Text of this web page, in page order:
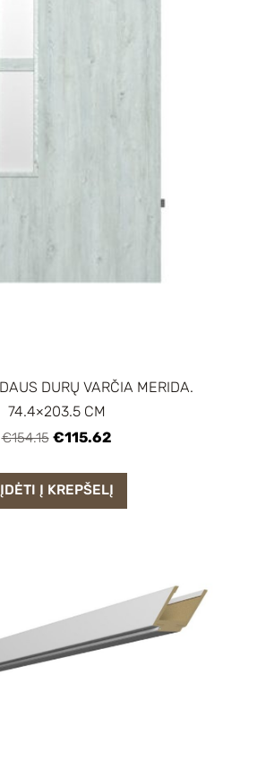
DURŲ VARČIA MERIDA.
74.4×203.5 CM
€154.15 €115.62
ĮDĖTI Į KREPŠELĮ